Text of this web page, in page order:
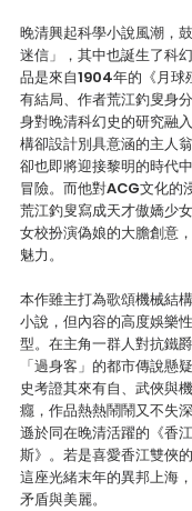
晚清興起科學小說風潮，
迷信」，其中也誕生了科
品是來自1904年的《月球
有結局、作者荒江釣叟身
身對晚清科幻史的研究融
構卻設計別具意涵的主人
卻也即將迎接黎明的時代
冒險。而他對ACG文化的
荒江釣叟寫成天才傲嬌少
女校扮演偽娘的大膽創意
魅力。
本作雖主打為歌頌機械結
小說，但內容的高度娛樂
型。在主角一群人對抗鐵
「過身客」的都市傳說懸
史考證其來有自、武俠與
癮，作品熱熱鬧鬧又不失
遜於同在晚清活躍的《香
斯》。若是喜愛香江雙俠
這座光緒末年的異邦上海
矛盾與美麗。